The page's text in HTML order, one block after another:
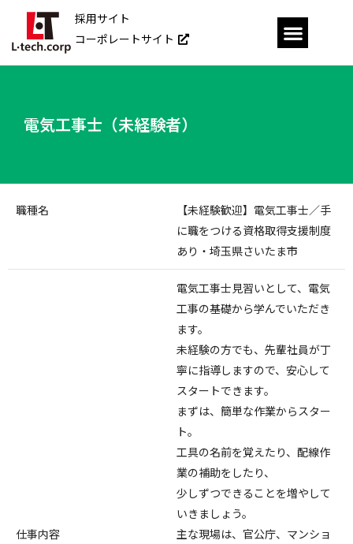
採用サイト
コーポレートサイト
電気工事士（未経験者）
職種名
【未経験歓迎】電気工事士／手
に職をつける資格取得支援制度
あり・埼玉県さいたま市
仕事内容
電気工事士見習いとして、電気
工事の基礎から学んでいただき
ます。
未経験の方でも、先輩社員が丁
寧に指導しますので、安心して
スタートできます。
まずは、簡単な作業からスター
ト。
工具の名前を覚えたり、配線作
業の補助をしたり、
少しずつできることを増やして
いきましょう。
主な現場は、官公庁、マンショ